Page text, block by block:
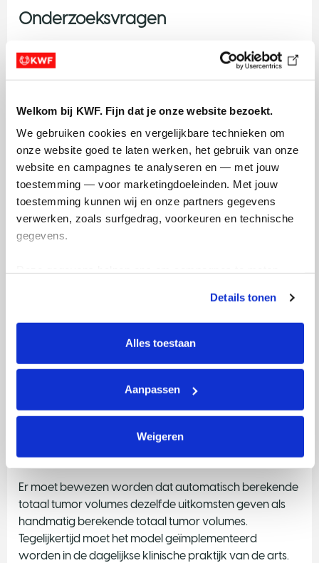
Welkom bij KWF. Fijn dat je onze website bezoekt.
We gebruiken cookies en vergelijkbare technieken om
onze website goed te laten werken, het gebruik van onze
website en campagnes te analyseren en — met jouw
toestemming — voor marketingdoeleinden. Met jouw
toestemming kunnen wij en onze partners gegevens
verwerken, zoals surfgedrag, voorkeuren en technische
gegevens.
tonen. Je kunt je toestemming op elk moment wijzigen of
intrekken via Cookie instellingen onderaan de pagina. De
lijst met cookies is te vinden in het tabblad “details”.
Details tonen
Alles toestaan
Aanpassen
Weigeren
Onderzoeksvragen
Kan een arts in de dagelijkste praktijk gebruik maken
van totaal tumor volume door kunstmatige intelligentie,
om zo betere zorg te leveren aan patiënten met naar
Onderzoeksopzet
In een samenwerking tussen chirurgen, radiologen en
oncologen wordt er kunstmatige intelligentie
ontwikkeld door mensen met technische expertise.
Uiteindelijk moet de technische afdeling van het
ziekenhuis samen met de leverancier van het
elektronische patiëntendossier ervoor zorgen dat de
Succesvolle implementatie van kunstmatige
intelligentie om automatisch tumor volume te
uitgezaaide darmkanker. Als gevolg zullen patiënten
een gepersonaliseerde behandeling krijgen, met
daardoor een betere kwaliteit van leven.
Omschrijving stappen nodig om
resultaat te implementeren
Er moet bewezen worden dat automatisch berekende
totaal tumor volumes dezelfde uitkomsten geven als
handmatig berekende totaal tumor volumes.
Tegelijkertijd moet het model geïmplementeerd
worden in de dagelijkse klinische praktijk van de arts.